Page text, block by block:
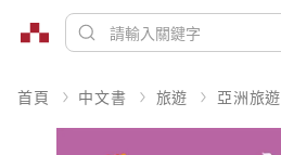
首頁 中文書 旅遊 亞洲旅遊